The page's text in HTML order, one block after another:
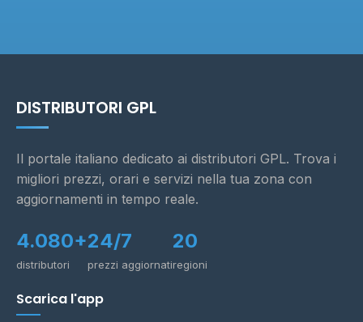
DISTRIBUTORI GPL
Il portale italiano dedicato ai distributori GPL. Trova i
migliori prezzi, orari e servizi nella tua zona con
aggiornamenti in tempo reale.
4.080+
distributori
24/7
prezzi aggiornati
20
regioni
Scarica l'app